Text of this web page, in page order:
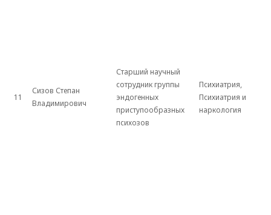
11
Сизов Степан
Владимирович
Старший научный
сотрудник группы
эндогенных
приступообразных
психозов
Психиатрия,
Психиатрия и
наркология